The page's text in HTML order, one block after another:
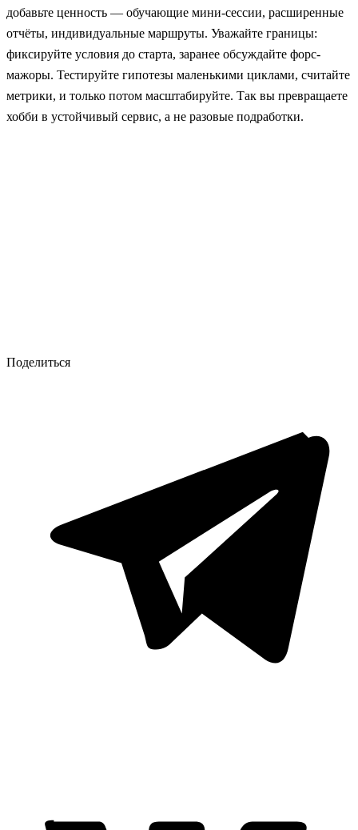
добавьте ценность — обучающие мини-сессии, расширенные
отчёты, индивидуальные маршруты. Уважайте границы:
фиксируйте условия до старта, заранее обсуждайте форс-
мажоры. Тестируйте гипотезы маленькими циклами, считайте
метрики, и только потом масштабируйте. Так вы превращаете
хобби в устойчивый сервис, а не разовые подработки.
Поделиться